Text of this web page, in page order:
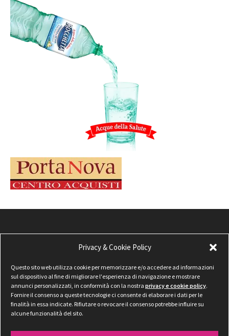
Privacy & Cookie Policy
Questo sito web utilizza cookie per memorizzare e/o accedere ad informazioni
sul dispositivo al fine di migliorare l'esperienza di navigazione e mostrare
annunci personalizzati, in conformità con la nostra privacy e cookie policy.
Fornire il consenso a queste tecnologie ci consente di elaborare i dati per le
finalità in essa indicate. Rifiutare o revocare il consenso potrebbe influire su
alcune funzionalità del sito.